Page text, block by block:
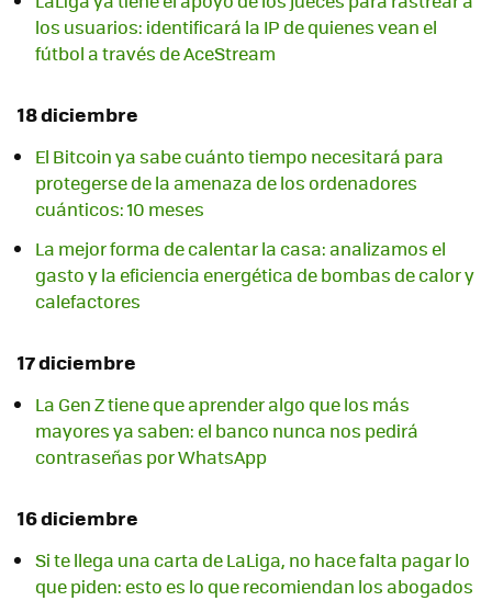
los usuarios: identificará la IP de quienes vean el
fútbol a través de AceStream
18 diciembre
El Bitcoin ya sabe cuánto tiempo necesitará para
protegerse de la amenaza de los ordenadores
cuánticos: 10 meses
La mejor forma de calentar la casa: analizamos el
gasto y la eficiencia energética de bombas de calor y
calefactores
17 diciembre
La Gen Z tiene que aprender algo que los más
mayores ya saben: el banco nunca nos pedirá
contraseñas por WhatsApp
16 diciembre
Si te llega una carta de LaLiga, no hace falta pagar lo
que piden: esto es lo que recomiendan los abogados